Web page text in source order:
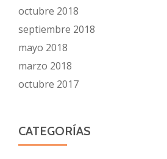
octubre 2018
septiembre 2018
mayo 2018
marzo 2018
octubre 2017
CATEGORÍAS